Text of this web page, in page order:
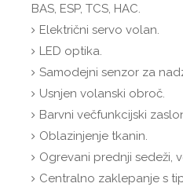
BAS, ESP, TCS, HAC.
Električni servo volan.
LED optika.
Samodejni senzor za
Usnjen volanski obroč.
Barvni večfunkcijski
Oblazinjenje tkanin.
Ogrevani prednji sedeži,
Centralno zaklepanje s